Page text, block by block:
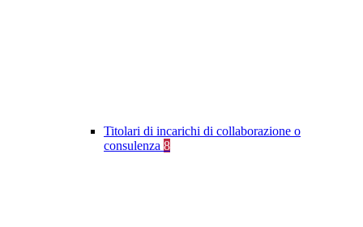
Titolari di incarichi di collaborazione o
consulenza 8